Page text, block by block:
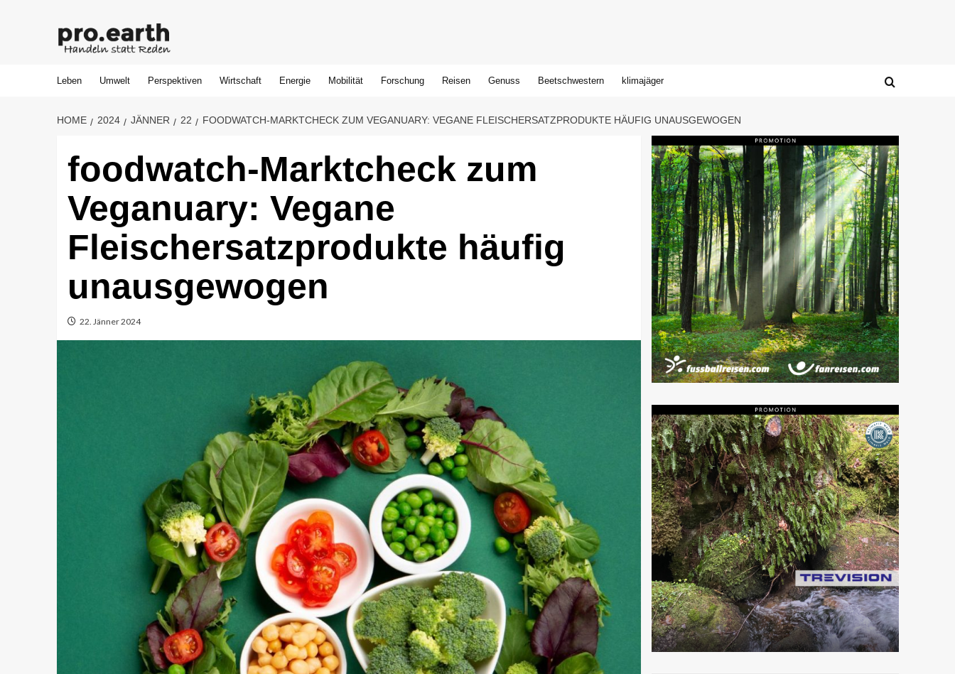
Leben Umwelt Perspektiven Wirtschaft Energie Mobilität Forschung Reisen Genuss Beetschwestern klimajäger
HOME 2024 JÄNNER 22 FOODWATCH-MARKTCHECK ZUM VEGANUARY: VEGANE FLEISCHERSATZPRODUKTE HÄUFIG UNAUSGEWOGEN
foodwatch-Marktcheck zum
Veganuary: Vegane
Fleischersatzprodukte häufig
unausgewogen
22. Jänner 2024